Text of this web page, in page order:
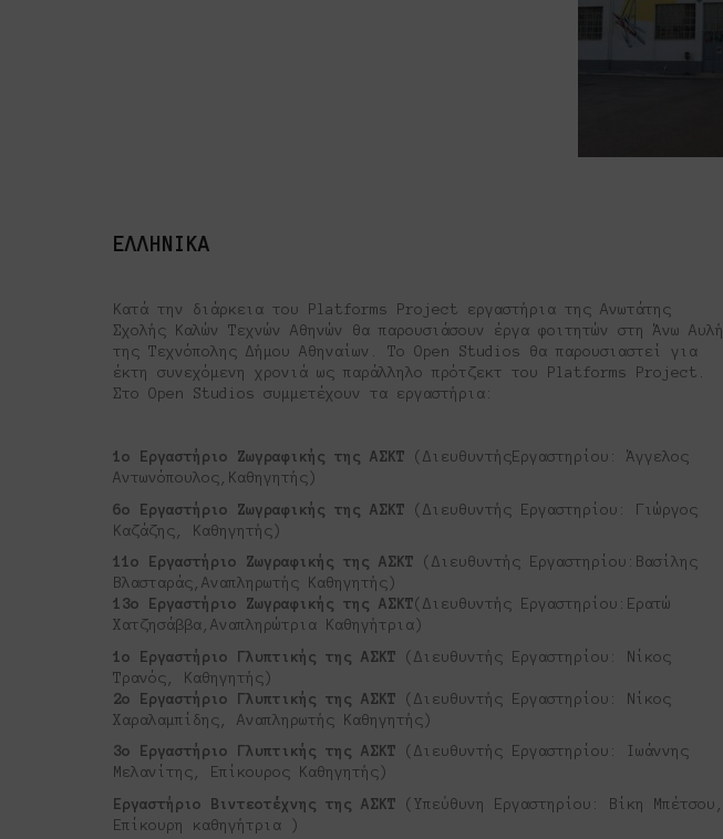
ΕΛΛΗΝΙΚΑ
Κατά την διάρκεια του Platforms Project εργαστήρια της Ανωτάτης
Σχολής Καλών Τεχνών Αθηνών θα παρουσιάσουν έργα φοιτητών στη Άνω Αυλή
της Τεχνόπολης Δήμου Αθηναίων. To Open Studios θα παρουσιαστεί για
έκτη συνεχόμενη χρονιά ως παράλληλο πρότζεκτ του Platforms Project.
Στο Open Studios συμμετέχουν τα εργαστήρια:
1o Εργαστήριο Ζωγραφικής της ΑΣΚΤ (ΔιευθυντήςΕργαστηρίου: Άγγελος
Αντωνόπουλος,Καθηγητής)
6o Εργαστήριο Ζωγραφικής της ΑΣΚΤ (Διευθυντής Εργαστηρίου: Γιώργος
Καζάζης, Καθηγητής)
11o Εργαστήριο Ζωγραφικής της ΑΣΚΤ (Διευθυντής Εργαστηρίου:Βασίλης
Βλασταράς,Αναπληρωτής Καθηγητής)
13o Εργαστήριο Ζωγραφικής της ΑΣΚΤ(Διευθυντής Εργαστηρίου:Ερατώ
Χατζησάββα,Αναπληρώτρια Καθηγήτρια)
1 o Εργαστήριο Γλυπτικής της ΑΣΚΤ (Διευθυντής Εργαστηρίου: Νίκος
Τρανός, Καθηγητής)
2o Εργαστήριο Γλυπτικής της ΑΣΚΤ (Διευθυντής Εργαστηρίου: Νίκος
Χαραλαμπίδης, Αναπληρωτής Καθηγητής)
3o Εργαστήριο Γλυπτικής της ΑΣΚΤ (Διευθυντής Εργαστηρίου: Ιωάννης
Μελανίτης, Επίκουρος Καθηγητής)
Εργαστήριο Βιντεοτέχνης της ΑΣΚΤ (Υπεύθυνη Εργαστηρίου: Βίκη Μπέτσου,
Επίκουρη καθηγήτρια )